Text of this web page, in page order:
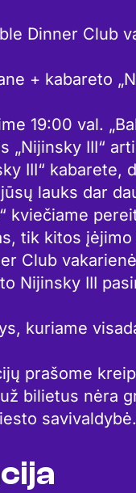
Dinner Club
+ kabareto
19:00 val.
„Nijinsky III“
III“ kabarete,
lauks dar
kviečiame
tik kitos
Club
Nijinsky III
kuriame
prašome
bilietus nėra
savivaldybė.